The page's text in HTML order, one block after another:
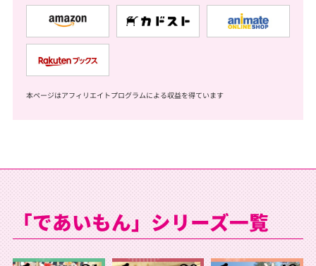
本ページはアフィリエイトプログラムによる収益を得ています
「であいもん」シリーズ一覧